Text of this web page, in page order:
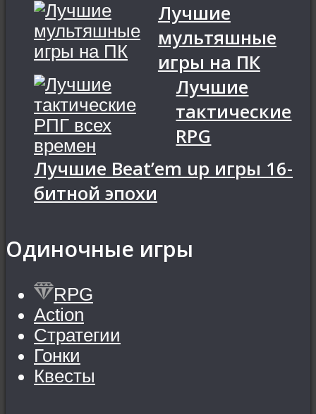
Лучшие
мультяшные
игры на ПК
Лучшие
тактические
RPG
Лучшие Beat’em up игры 16-
битной эпохи
Одиночные игры
RPG
Action
Стратегии
Гонки
Квесты